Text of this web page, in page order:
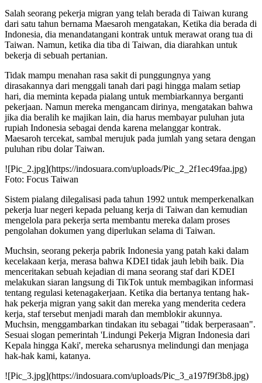
Salah seorang pekerja migran yang telah berada di Taiwan kurang
dari satu tahun bernama Maesaroh mengatakan, Ketika dia berada di
Indonesia, dia menandatangani kontrak untuk merawat orang tua di
Taiwan. Namun, ketika dia tiba di Taiwan, dia diarahkan untuk
bekerja di sebuah pertanian.
Tidak mampu menahan rasa sakit di punggungnya yang
dirasakannya dari menggali tanah dari pagi hingga malam setiap
hari, dia meminta kepada pialang untuk membiarkannya berganti
pekerjaan. Namun mereka mengancam dirinya, mengatakan bahwa
jika dia beralih ke majikan lain, dia harus membayar puluhan juta
rupiah Indonesia sebagai denda karena melanggar kontrak.
Maesaroh tercekat, sambal merujuk pada jumlah yang setara dengan
puluhan ribu dolar Taiwan.
![Pic_2.jpg](https://indosuara.com/uploads/Pic_2_2f1ec49faa.jpg)
Foto: Focus Taiwan
Sistem pialang dilegalisasi pada tahun 1992 untuk memperkenalkan
pekerja luar negeri kepada peluang kerja di Taiwan dan kemudian
mengelola para pekerja serta membantu mereka dalam proses
pengolahan dokumen yang diperlukan selama di Taiwan.
Muchsin, seorang pekerja pabrik Indonesia yang patah kaki dalam
kecelakaan kerja, merasa bahwa KDEI tidak jauh lebih baik. Dia
menceritakan sebuah kejadian di mana seorang staf dari KDEI
melakukan siaran langsung di TikTok untuk membagikan informasi
tentang regulasi ketenagakerjaan. Ketika dia bertanya tentang hak-
hak pekerja migran yang sakit dan mereka yang menderita cedera
kerja, staf tersebut menjadi marah dan memblokir akunnya.
Muchsin, menggambarkan tindakan itu sebagai "tidak berperasaan".
Sesuai slogan pemerintah 'Lindungi Pekerja Migran Indonesia dari
Kepala hingga Kaki', mereka seharusnya melindungi dan menjaga
hak-hak kami, katanya.
![Pic_3.jpg](https://indosuara.com/uploads/Pic_3_a197f9f3b8.jpg)